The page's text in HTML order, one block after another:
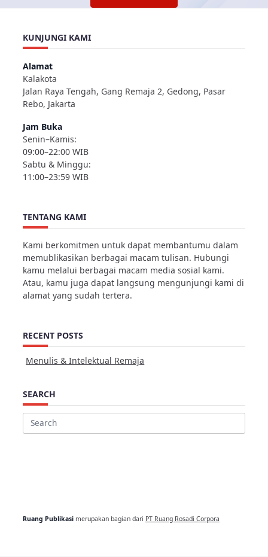
KUNJUNGI KAMI
Alamat
Kalakota
Jalan Raya Tengah, Gang Remaja 2, Gedong, Pasar
Rebo, Jakarta
Jam Buka
Senin–Kamis:
09:00–22:00 WIB
Sabtu & Minggu:
11:00–23:59 WIB
TENTANG KAMI
Kami berkomitmen untuk dapat membantumu dalam
memublikasikan berbagai macam tulisan. Hubungi
kamu melalui berbagai macam media sosial kami.
Atau, kamu juga dapat langsung mengunjungi kami di
alamat yang sudah tertera.
RECENT POSTS
Menulis & Intelektual Remaja
SEARCH
Search
Ruang Publikasi merupakan bagian dari PT Ruang Rosadi Corpora